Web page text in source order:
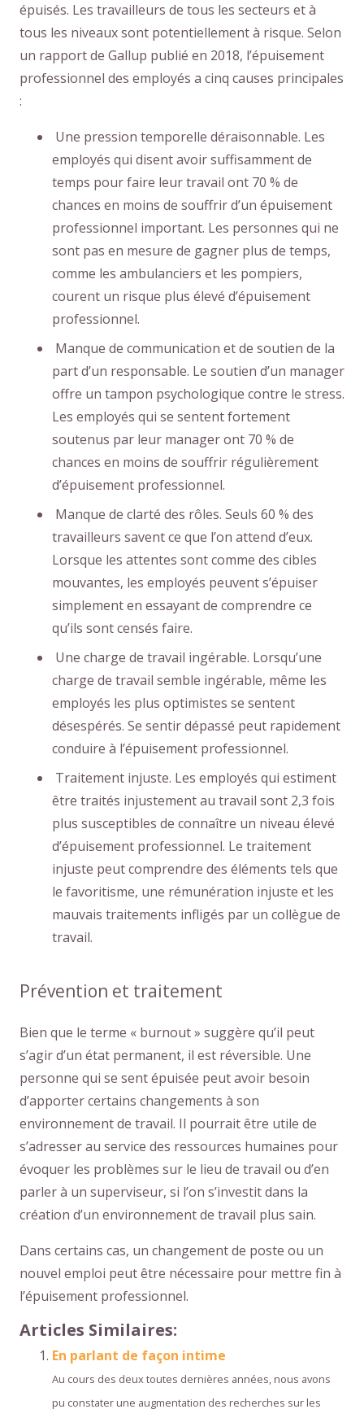
épuisés. Les travailleurs de tous les secteurs et à
tous les niveaux sont potentiellement à risque. Selon
un rapport de Gallup publié en 2018, l’épuisement
professionnel des employés a cinq causes principales
:
Une pression temporelle déraisonnable. Les
employés qui disent avoir suffisamment de
temps pour faire leur travail ont 70 % de
chances en moins de souffrir d’un épuisement
professionnel important. Les personnes qui ne
sont pas en mesure de gagner plus de temps,
comme les ambulanciers et les pompiers,
courent un risque plus élevé d’épuisement
professionnel.
Manque de communication et de soutien de la
part d’un responsable. Le soutien d’un manager
offre un tampon psychologique contre le stress.
Les employés qui se sentent fortement
soutenus par leur manager ont 70 % de
chances en moins de souffrir régulièrement
d’épuisement professionnel.
Manque de clarté des rôles. Seuls 60 % des
travailleurs savent ce que l’on attend d’eux.
Lorsque les attentes sont comme des cibles
mouvantes, les employés peuvent s’épuiser
simplement en essayant de comprendre ce
qu’ils sont censés faire.
Une charge de travail ingérable. Lorsqu’une
charge de travail semble ingérable, même les
employés les plus optimistes se sentent
désespérés. Se sentir dépassé peut rapidement
conduire à l’épuisement professionnel.
Traitement injuste. Les employés qui estiment
être traités injustement au travail sont 2,3 fois
plus susceptibles de connaître un niveau élevé
d’épuisement professionnel. Le traitement
injuste peut comprendre des éléments tels que
le favoritisme, une rémunération injuste et les
mauvais traitements infligés par un collègue de
travail.
Prévention et traitement
Bien que le terme « burnout » suggère qu’il peut
s’agir d’un état permanent, il est réversible. Une
personne qui se sent épuisée peut avoir besoin
d’apporter certains changements à son
environnement de travail. Il pourrait être utile de
s’adresser au service des ressources humaines pour
évoquer les problèmes sur le lieu de travail ou d’en
parler à un superviseur, si l’on s’investit dans la
création d’un environnement de travail plus sain.
Dans certains cas, un changement de poste ou un
nouvel emploi peut être nécessaire pour mettre fin à
l’épuisement professionnel.
Articles Similaires:
En parlant de façon intime
Au cours des deux toutes dernières années, nous avons
pu constater une augmentation des recherches sur les